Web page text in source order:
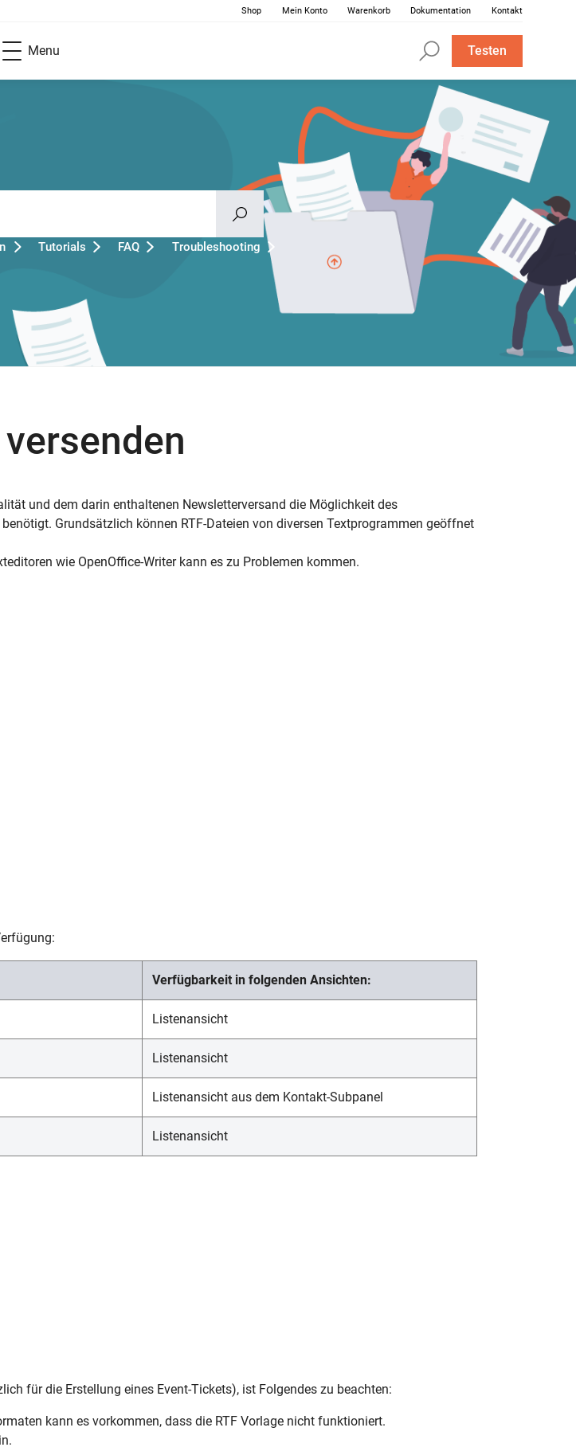
Shop Mein Konto Warenkorb Dokumentation Kontakt
Menu Testen
Tutorials FAQ Troubleshooting
und dem darin enthaltenen Newsletterversand die Möglichkeit des
Grundsätzlich können RTF-Dateien von diversen Textprogrammen geöffnet
wie OpenOffice-Writer kann es zu Problemen kommen.
Verfügbarkeit in folgenden Ansichten:
Listenansicht
Listenansicht
Listenansicht aus dem Kontakt-Subpanel
Listenansicht
für die Erstellung eines Event-Tickets), ist Folgendes zu beachten:
kann es vorkommen, dass die RTF Vorlage nicht funktioniert.